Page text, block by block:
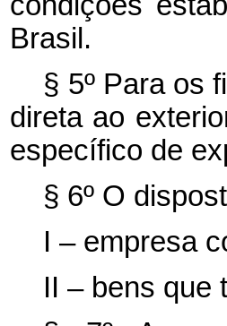
Brasil.
§ 5º Para os
direta ao
específico de
§ 6º O
I – empresa
II – bens que